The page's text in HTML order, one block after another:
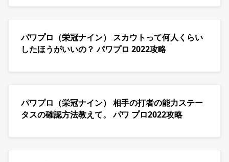
パワプロ（栄冠ナイン） スカウトって何人くらい
したほうがいいの？ パワプロ 2022攻略
パワプロ（栄冠ナイン） 相手の打者の能力ステー
タスの確認方法教えて。 パワ プロ2022攻略